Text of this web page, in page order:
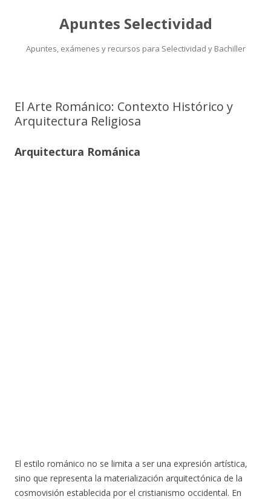
Apuntes Selectividad
Apuntes, exámenes y recursos para Selectividad y Bachiller
El Arte Románico: Contexto Histórico y
Arquitectura Religiosa
Arquitectura Románica
El estilo románico no se limita a ser una expresión artística,
sino que representa la materialización arquitectónica de la
cosmovisión establecida por el cristianismo occidental. En